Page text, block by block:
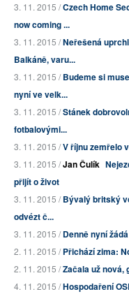
3. 11. 2015 /Czech Home
now coming ...
3. 11. 2015 /Neřešená
Balkáně, varu...
3. 11. 2015 /Budeme si
nyní ve velk...
3. 11. 2015 /Stánek
fotbalovými...
3. 11. 2015 /V říjnu zemřelo
3. 11. 2015 /Jan Čulík
přijít o život
3. 11. 2015 /Bývalý britský
odvézt č...
3. 11. 2015 /Denně nyní
2. 11. 2015 /Přichází zima:
2. 11. 2015 /Začala už
4. 11. 2015 /Hospodaření